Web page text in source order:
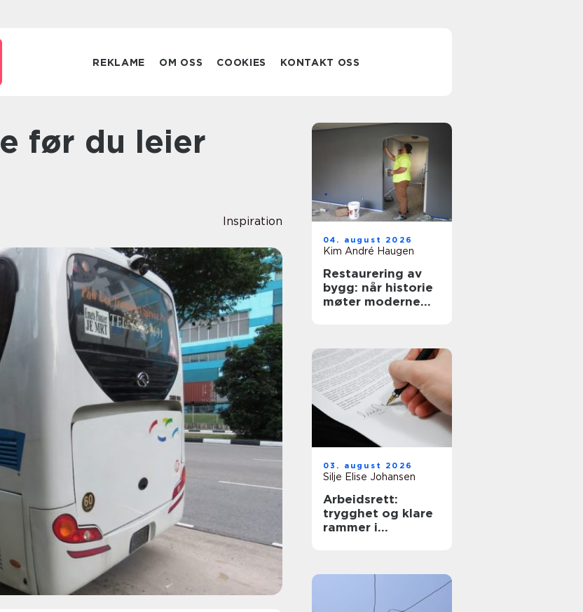
REKLAME OM OSS COOKIES KONTAKT OSS
Inspiration
04. august 2026
Kim André Haugen
Restaurering av
bygg: når historie
møter moderne
03. august 2026
Silje Elise Johansen
Arbeidsrett:
trygghet og klare
rammer i